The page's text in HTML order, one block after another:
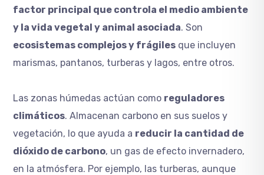
factor principal que controla el medio ambiente
y la vida vegetal y animal asociada. Son
ecosistemas complejos y frágiles que incluyen
marismas, pantanos, turberas y lagos, entre otros.
Las zonas húmedas actúan como reguladores
climáticos. Almacenan carbono en sus suelos y
vegetación, lo que ayuda a reducir la cantidad de
dióxido de carbono, un gas de efecto invernadero,
en la atmósfera. Por ejemplo, las turberas, aunque